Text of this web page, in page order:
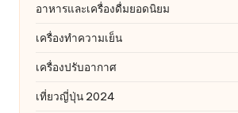
อาหารและเครื่องดื่มยอดนิยม
เครื่องทำความเย็น
เครื่องปรับอากาศ
เที่ยวญี่ปุ่น 2024